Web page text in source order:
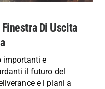
Di Uscita
importanti e
il futuro del
e i piani a